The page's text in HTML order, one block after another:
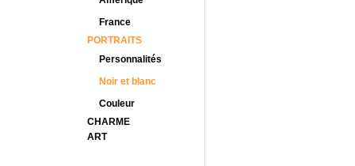
France
PORTRAITS
Personnalités
Noir et blanc
Couleur
CHARME
ART